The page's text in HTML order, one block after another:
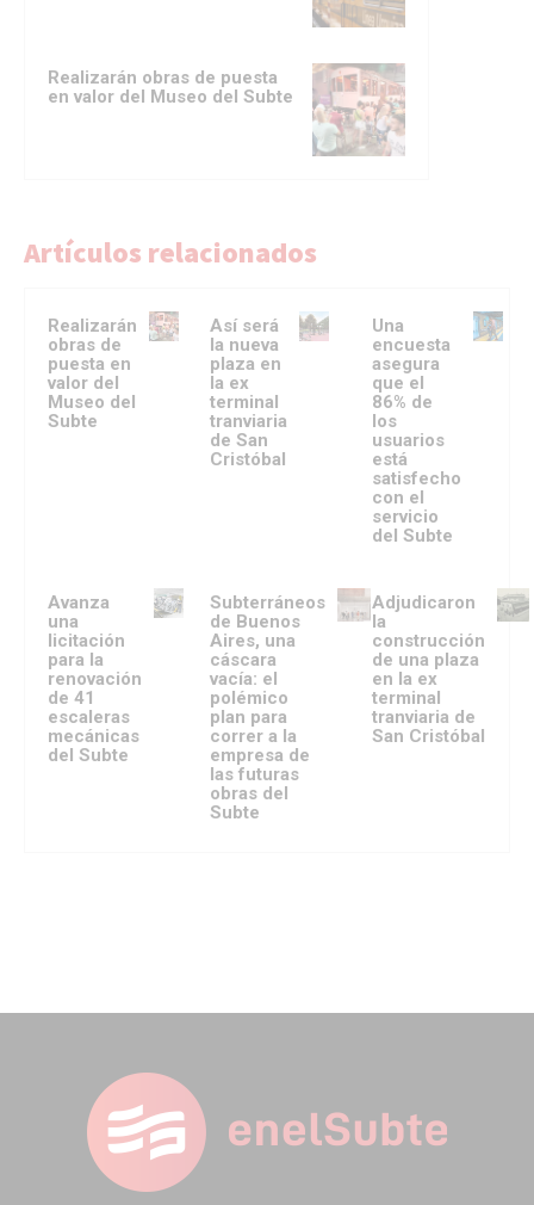
Realizarán obras de puesta
en valor del Museo del Subte
Artículos relacionados
Realizarán
obras de
puesta en
valor del
Museo del
Subte
Así será
la nueva
plaza en
la ex
terminal
tranviaria
de San
Cristóbal
Una
encuesta
asegura
que el
86% de
los
usuarios
está
satisfecho
con el
servicio
del Subte
Avanza
una
licitación
para la
renovación
de 41
escaleras
mecánicas
del Subte
Subterráneos
de Buenos
Aires, una
cáscara
vacía: el
polémico
plan para
correr a la
empresa de
las futuras
obras del
Subte
Adjudicaron
la
construcción
de una plaza
en la ex
terminal
tranviaria de
San Cristóbal